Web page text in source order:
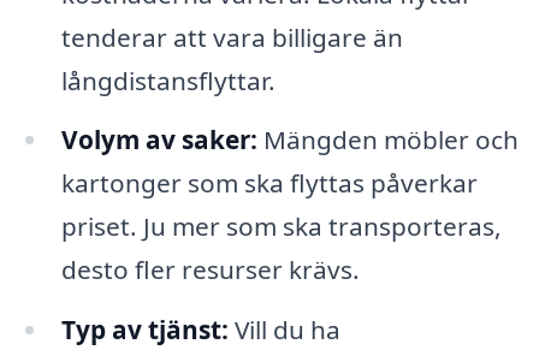
tenderar att vara billigare än
långdistansflyttar.
Volym av saker: Mängden möbler och
kartonger som ska flyttas påverkar
priset. Ju mer som ska transporteras,
desto fler resurser krävs.
Typ av tjänst: Vill du ha